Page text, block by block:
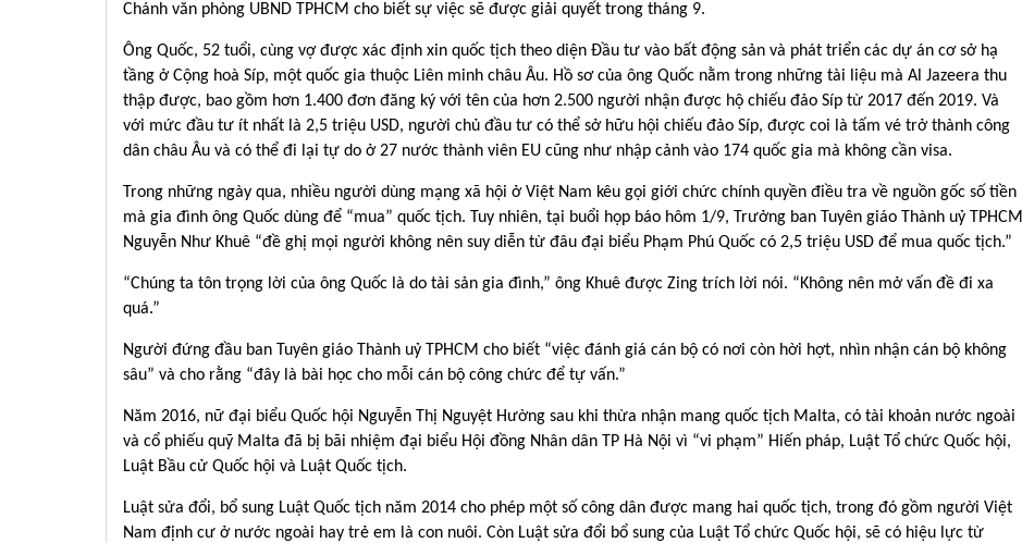
Chánh văn phòng UBND TPHCM cho biết sự việc sẽ được giải quyết trong tháng 9.
Ông Quốc, 52 tuổi, cùng vợ được xác định xin quốc tịch theo diện Đầu tư vào bất động sản và phát triển các dự án cơ sở hạ
tầng ở Cộng hoà Síp, một quốc gia thuộc Liên minh châu Âu. Hồ sơ của ông Quốc nằm trong những tài liệu mà Al Jazeera thu
thập được, bao gồm hơn 1.400 đơn đăng ký với tên của hơn 2.500 người nhận được hộ chiếu đảo Síp từ 2017 đến 2019. Và
với mức đầu tư ít nhất là 2,5 triệu USD, người chủ đầu tư có thể sở hữu hội chiếu đảo Síp, được coi là tấm vé trở thành công
dân châu Âu và có thể đi lại tự do ở 27 nước thành viên EU cũng như nhập cảnh vào 174 quốc gia mà không cần visa.
Trong những ngày qua, nhiều người dùng mạng xã hội ở Việt Nam kêu gọi giới chức chính quyền điều tra về nguồn gốc số tiền
mà gia đình ông Quốc dùng để “mua” quốc tịch. Tuy nhiên, tại buổi họp báo hôm 1/9, Trưởng ban Tuyên giáo Thành uỷ TPHCM
Nguyễn Như Khuê “đề ghị mọi người không nên suy diễn từ đâu đại biểu Phạm Phú Quốc có 2,5 triệu USD để mua quốc tịch.”
“Chúng ta tôn trọng lời của ông Quốc là do tài sản gia đình,” ông Khuê được Zing trích lời nói. “Không nên mở vấn đề đi xa
quá.”
Người đứng đầu ban Tuyên giáo Thành uỷ TPHCM cho biết “việc đánh giá cán bộ có nơi còn hời hợt, nhìn nhận cán bộ không
sâu” và cho rằng “đây là bài học cho mỗi cán bộ công chức để tự vấn.”
Năm 2016, nữ đại biểu Quốc hội Nguyễn Thị Nguyệt Hường sau khi thừa nhận mang quốc tịch Malta, có tài khoản nước ngoài
và cổ phiếu quỹ Malta đã bị bãi nhiệm đại biểu Hội đồng Nhân dân TP Hà Nội vì “vi phạm” Hiến pháp, Luật Tổ chức Quốc hội,
Luật Bầu cử Quốc hội và Luật Quốc tịch.
Luật sửa đổi, bổ sung Luật Quốc tịch năm 2014 cho phép một số công dân được mang hai quốc tịch, trong đó gồm người Việt
Nam định cư ở nước ngoài hay trẻ em là con nuôi. Còn Luật sửa đổi bổ sung của Luật Tổ chức Quốc hội, sẽ có hiệu lực từ